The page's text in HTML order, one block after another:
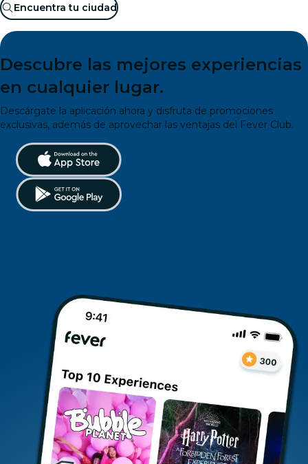
Encuentra tu ciudad
Descubre las mejores experiencias
en cualquier lugar.
Descárgate la aplicación ahora y disfruta de promociones
exclusivas, además de aprovechar las ventajas del Fever Club.